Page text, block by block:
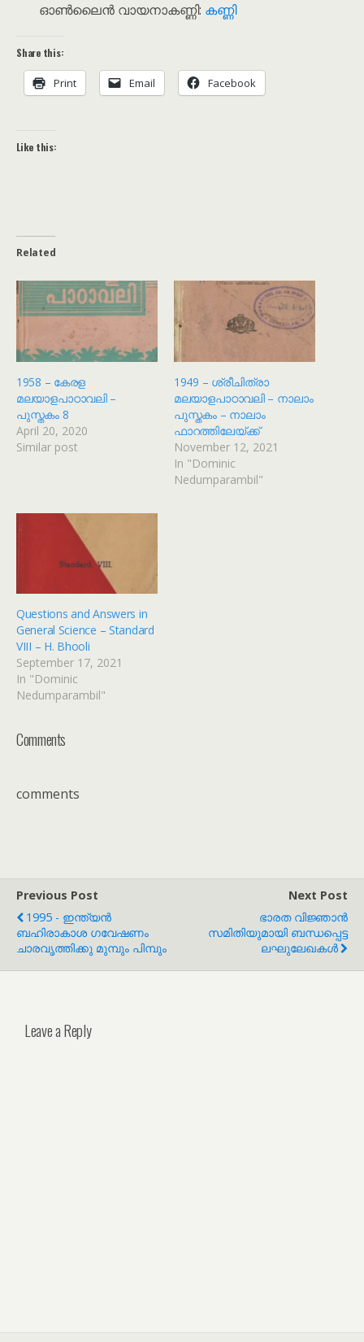
ഓൺലൈൻ വായനാകണ്ണി: കണ്ണി
Share this:
Print Email Facebook
Like this:
Related
1958 – കേരള
മലയാളപാഠാവലി –
പുസ്തകം 8
April 20, 2020
Similar post
1949 – ശ്രീചിത്രാ
മലയാളപാഠാവലി – നാലാം
പുസ്തകം – നാലാം
ഫാറത്തിലേയ്ക്ക്
November 12, 2021
In "Dominic
Nedumparambil"
Questions and Answers in
General Science – Standard
VIII – H. Bhooli
September 17, 2021
In "Dominic
Nedumparambil"
Comments
comments
Previous Post
1995 - ഇന്ത്യൻ
ബഹിരാകാശ ഗവേഷണം
ചാരവൃത്തിക്കു മുമ്പും പിമ്പും
Next Post
ഭാരത വിജ്ഞാൻ
സമിതിയുമായി ബന്ധപ്പെട്ട
ലഘുലേഖകൾ
Leave a Reply